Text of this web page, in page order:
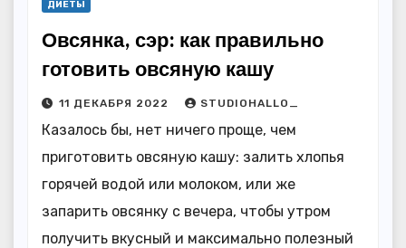
ДИЕТЫ
Овсянка, сэр: как правильно
готовить овсяную кашу
11 ДЕКАБРЯ 2022 STUDIOHALLO_
Казалось бы, нет ничего проще, чем
приготовить овсяную кашу: залить хлопья
горячей водой или молоком, или же
запарить овсянку с вечера, чтобы утром
получить вкусный и максимально полезный